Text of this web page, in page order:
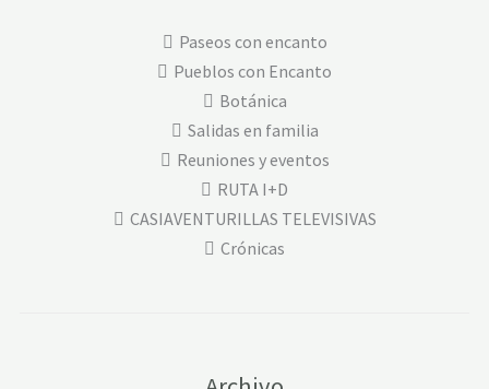
Paseos con encanto
Pueblos con Encanto
Botánica
Salidas en familia
Reuniones y eventos
RUTA I+D
CASIAVENTURILLAS TELEVISIVAS
Crónicas